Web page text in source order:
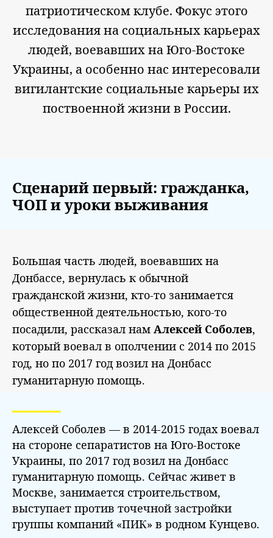
патриотическом клубе. Фокус этого
исследования на социальных карьерах
людей, воевавших на Юго-Востоке
Украины, а особенно нас интересовали
вигилантские социальные карьеры их
поствоенной жизни в России.
Сценарий первый: гражданка,
ЧОП и уроки выживания
Большая часть людей, воевавших на
Донбассе, вернулась к обычной
гражданской жизни, кто-то занимается
общественной деятельностью, кого-то
посадили, рассказал нам Алексей Соболев,
который воевал в ополчении с 2014 по 2015
год, но по 2017 год возил на Донбасс
гуманитарную помощь.
Алексей Соболев — в 2014-2015 годах воевал
на стороне сепаратистов на Юго-Востоке
Украины, по 2017 год возил на Донбасс
гуманитарную помощь. Сейчас живет в
Москве, занимается строительством,
выступает против точечной застройки
группы компаний «ПИК» в родном Кунцево.